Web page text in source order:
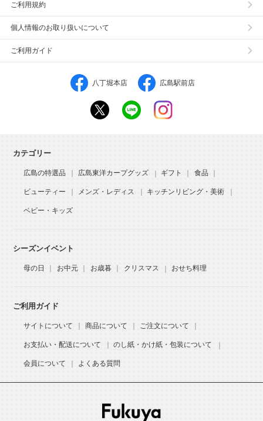
ご利用規約
個人情報のお取り扱いについて
ご利用ガイド
八丁堀本店 広島駅前店
カテゴリー
広島の特選品 広島東洋カープグッズ ギフト 食品
ビューティー メンズ・レディス キッチンリビング・美術
ベビー・キッズ
シーズンイベント
母の日 お中元 お歳暮 クリスマス おせち料理
ご利用ガイド
サイトについて 商品について ご注文について
お支払い・配送について のし紙・かけ紙・包装について
会員について よくある質問